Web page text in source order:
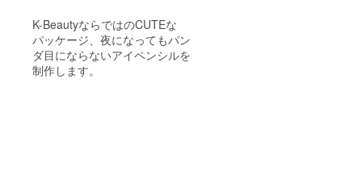
K-BeautyならではのCUTEな
パッケージ、夜になってもパン
ダ目にならないアイペンシルを
制作します。